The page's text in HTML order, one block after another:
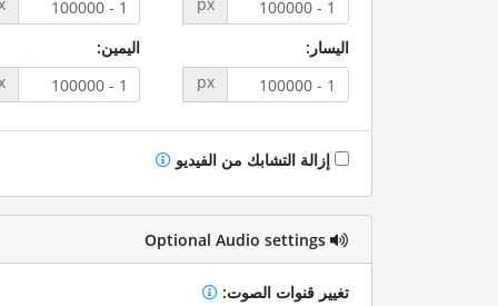
px
اليسار:
px
اليمين:
إزالة التشابك من الفيديو
Optional Audio settings
تغيير قنوات الصوت: